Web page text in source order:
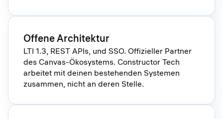
Offene Architektur
LTI 1.3, REST APIs, und SSO. Offizieller Partner
des Canvas-Ökosystems. Constructor Tech
arbeitet mit deinen bestehenden Systemen
zusammen, nicht an deren Stelle.